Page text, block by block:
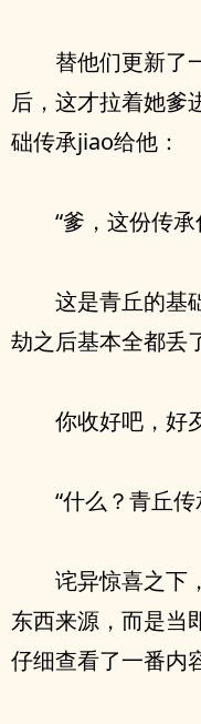
替他们更新了
后，这才拉着她爹
础传承jiao给他：
“爹，这份传承
这是青丘的基
劫之后基本全都丢
你收好吧，好
“什么？青丘传
诧异惊喜之下
东西来源，而是当
仔细查看了一番内